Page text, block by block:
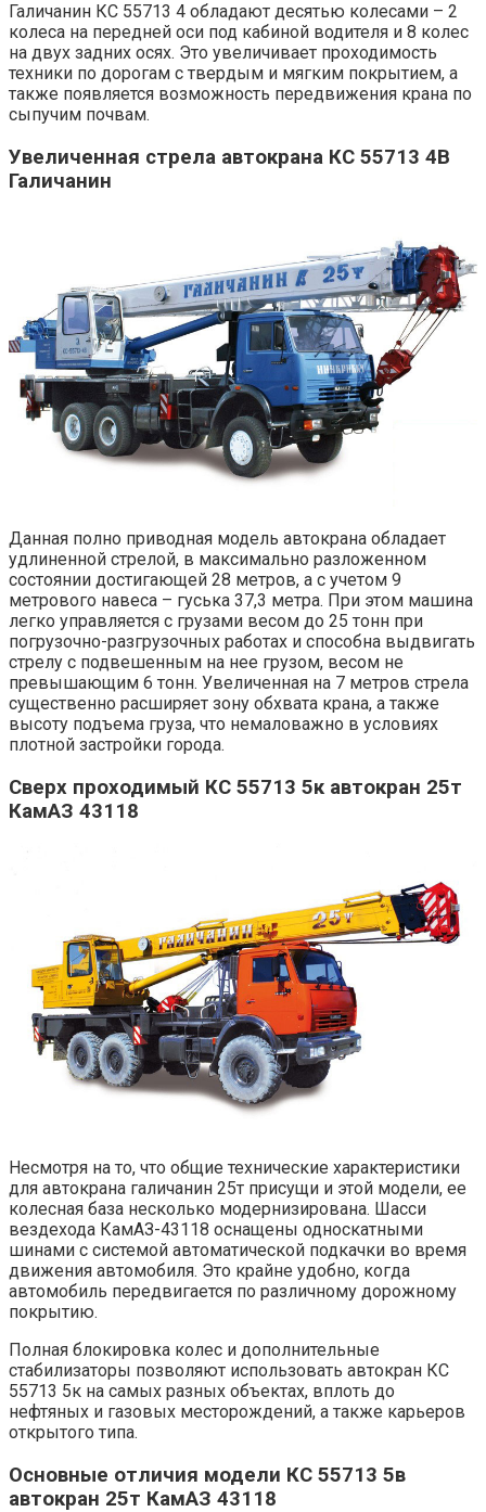
Галичанин КС 55713 4 обладают десятью колесами – 2
колеса на передней оси под кабиной водителя и 8 колес
на двух задних осях. Это увеличивает проходимость
техники по дорогам с твердым и мягким покрытием, а
также появляется возможность передвижения крана по
сыпучим почвам.
Увеличенная стрела автокрана КС 55713 4В
Галичанин
Данная полно приводная модель автокрана обладает
удлиненной стрелой, в максимально разложенном
состоянии достигающей 28 метров, а с учетом 9
метрового навеса – гуська 37,3 метра. При этом машина
легко управляется с грузами весом до 25 тонн при
погрузочно-разгрузочных работах и способна выдвигать
стрелу с подвешенным на нее грузом, весом не
превышающим 6 тонн. Увеличенная на 7 метров стрела
существенно расширяет зону обхвата крана, а также
высоту подъема груза, что немаловажно в условиях
плотной застройки города.
Сверх проходимый КС 55713 5к автокран 25т
КамАЗ 43118
Несмотря на то, что общие технические характеристики
для автокрана галичанин 25т присущи и этой модели, ее
колесная база несколько модернизирована. Шасси
вездехода КамАЗ-43118 оснащены односкатными
шинами с системой автоматической подкачки во время
движения автомобиля. Это крайне удобно, когда
автомобиль передвигается по различному дорожному
покрытию.
Полная блокировка колес и дополнительные
стабилизаторы позволяют использовать автокран КС
55713 5к на самых разных объектах, вплоть до
нефтяных и газовых месторождений, а также карьеров
открытого типа.
Основные отличия модели КС 55713 5в
автокран 25т КамАЗ 43118